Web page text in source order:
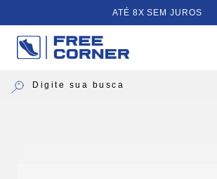
ATÉ 8X SEM JUROS